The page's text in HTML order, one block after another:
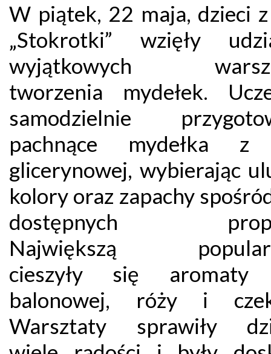
W piątek, 22 maja, dzieci
„Stokrotki” wzięły
wyjątkowych
tworzenia mydełek.
samodzielnie
pachnące mydełka z
glicerynowej, wybierając
kolory oraz zapachy
dostępnych
Największą
cieszyły się aromaty
balonowej, róży i
Warsztaty sprawiły